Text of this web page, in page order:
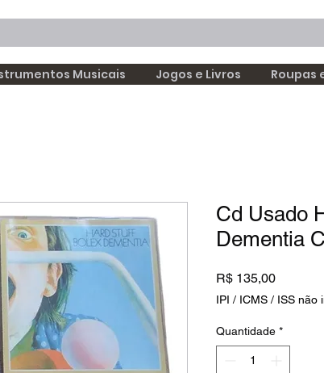
Musicais Jogos e Livros Roupas
Cd Usado
Dementia
R$ 135,00Preço
IPI / ICMS / ISS não
Quantidade *